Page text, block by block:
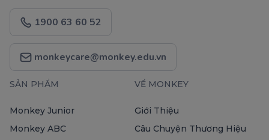
1900 63 60 52
monkeycare@monkey.edu.vn
SẢN PHẨM
Monkey Junior
Monkey ABC
VỀ MONKEY
Giới Thiệu
Câu Chuyện Thương Hiệu